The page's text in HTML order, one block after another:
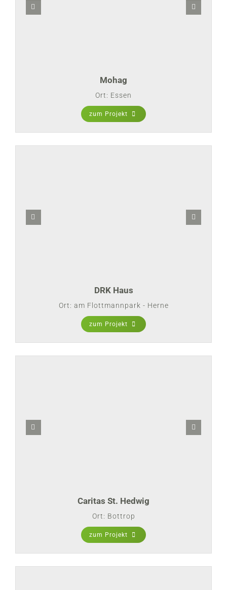
Mohag
Ort: Essen
zum Projekt
DRK Haus
Ort: am Flottmannpark - Herne
zum Projekt
Caritas St. Hedwig
Ort: Bottrop
zum Projekt